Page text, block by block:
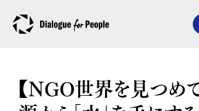
【NGO世界を見つめ